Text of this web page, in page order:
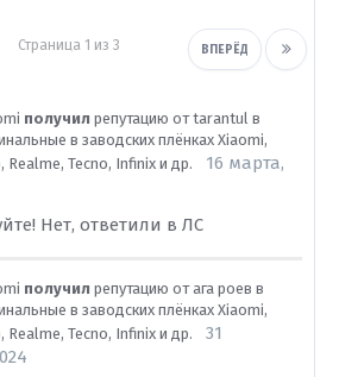
ВПЕРЁД
Страница 1 из 3
получил репутацию отtarantul в
в заводских плёнках Xiaomi,
Realme, Tecno, Infinix и др.
16 марта,
Нет, ответили в ЛС
получил репутацию отага роев в
в заводских плёнках Xiaomi,
Realme, Tecno, Infinix и др.
31